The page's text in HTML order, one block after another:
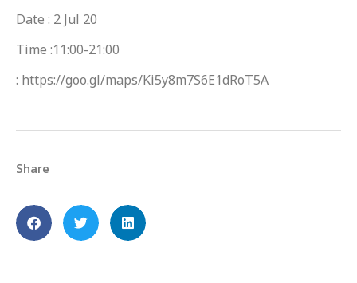
Date : 2 Jul 20
Time :11:00-21:00
: https://goo.gl/maps/Ki5y8m7S6E1dRoT5A
Share